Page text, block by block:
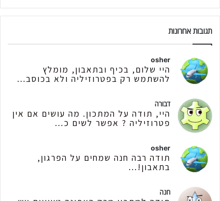
תגובות אחרונות
osher
היי שלום, בכיף ובתאבון, מומלץ
להשתמש רק בפטרוזיליה ולא בכוסב...
דבורה
היי, תודה על המתכון. מה עושים אם אין
פטרוזיליה ? אפשר לשים כ...
osher
תודה רבה חנה שמחים על הפרגון,
בתאבון!...
חנה